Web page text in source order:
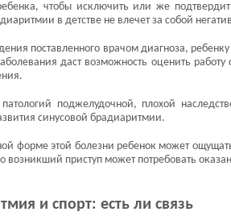
чтобы исключить или же
в детстве не влечет за собой
поставленного врачом диагноза,
даст возможность оценить
поджелудочной, плохой
синусовой брадиаритмии.
форме этой болезни ребенок может
возникший приступ может потребовать
и спорт: есть ли связь